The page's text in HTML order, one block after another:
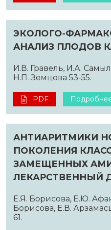
ЭКОЛОГО-
АНАЛИЗ ПЛОДОВ
И.В. Гравель, И.А.
Н.П. Земцова 53-55.
PDF
АНТИАРИТМИКИ
ПОКОЛЕНИЯ
ЗАМЕЩЕННЫХ
ЛЕКАРСТВЕННЫЙ
Е.Я. Борисова, Е.Ю.
Борисова, Е.В.
61.